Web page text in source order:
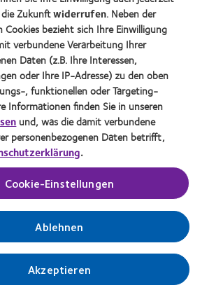
verwalten
Teil vonCooperCompanies
Zukunftwiderrufen. Neben der
Cookies bezieht sich Ihre Einwilligung
verbundene Verarbeitung Ihrer
Daten (z.B. Ihre Interessen,
oder Ihre IP-Adresse) zu den oben
, funktionellen oder Targeting-
Informationen finden Sie in unseren
und, was die damit verbundene
personenbezogenen Daten betrifft,
.
Cookie-Einstellungen
Ablehnen
Akzeptieren